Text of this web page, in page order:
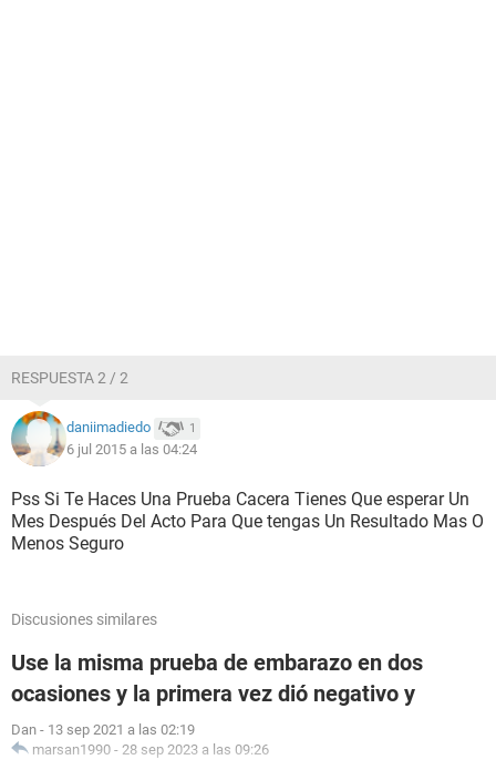
RESPUESTA 2 / 2
daniimadiedo 1
6 jul 2015 a las 04:24
Pss Si Te Haces Una Prueba Cacera Tienes Que esperar Un
Mes Después Del Acto Para Que tengas Un Resultado Mas O
Menos Seguro
Discusiones similares
Use la misma prueba de embarazo en dos
ocasiones y la primera vez dió negativo y
Dan - 13 sep 2021 a las 02:19
marsan1990 - 28 sep 2023 a las 09:26